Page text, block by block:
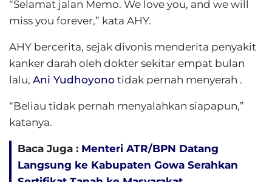
“Selamat jalan Memo. We love you, and we will
miss you forever,” kata AHY.
AHY bercerita, sejak divonis menderita penyakit
kanker darah oleh dokter sekitar empat bulan
lalu, Ani Yudhoyono tidak pernah menyerah .
“Beliau tidak pernah menyalahkan siapapun,”
katanya.
Baca Juga : Menteri ATR/BPN Datang
Langsung ke Kabupaten Gowa Serahkan